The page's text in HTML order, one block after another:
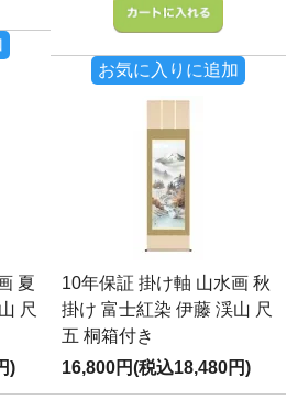
お気に入りに追加
夏
尺
)
10年保証 掛け軸 山水画 秋
掛け 富士紅染 伊藤 渓山 尺
五 桐箱付き
16,800円(税込18,480円)